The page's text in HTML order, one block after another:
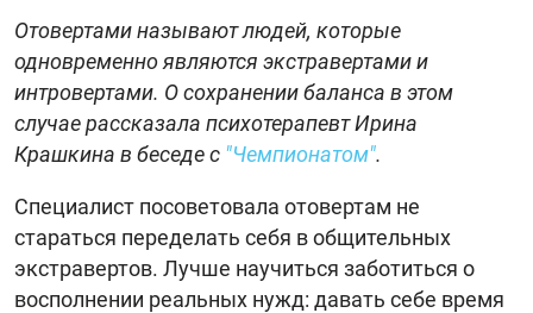
Отовертами называют людей, которые
одновременно являются экстравертами и
интровертами. О сохранении баланса в этом
случае рассказала психотерапевт Ирина
Крашкина в беседе с "Чемпионатом".
Специалист посоветовала отовертам не
стараться переделать себя в общительных
экстравертов. Лучше научиться заботиться о
восполнении реальных нужд: давать себе время